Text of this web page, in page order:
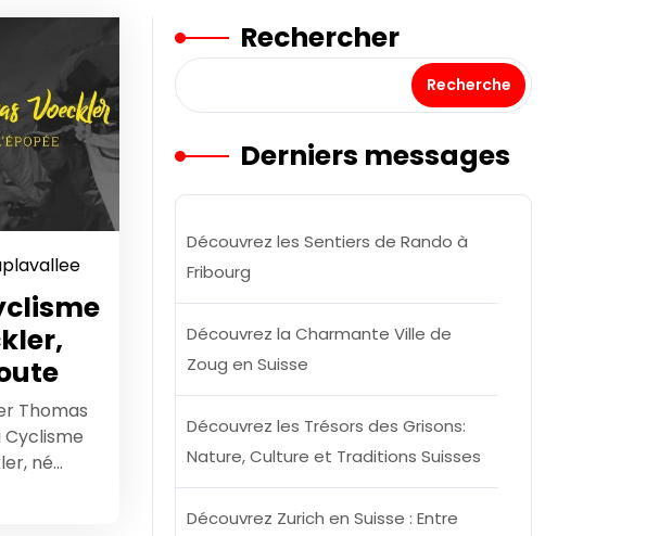
slowuplavallee
Thomas
Cyclisme
né…
Rechercher
Recherche
Derniers messages
Découvrez les Sentiers de Rando à
Fribourg
Découvrez la Charmante Ville de
Zoug en Suisse
Découvrez les Trésors des Grisons:
Nature, Culture et Traditions Suisses
Découvrez Zurich en Suisse : Entre